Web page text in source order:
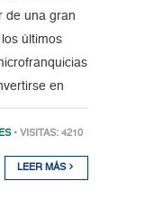
de una gran
últimos
en
• VISITAS: 4210
LEER MÁS